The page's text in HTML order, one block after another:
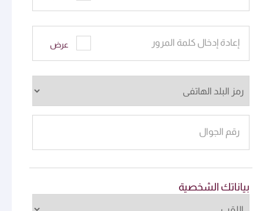
إعادة إدخال كلمة المرور عرض
رقم الجوال
بياناتك الشخصية